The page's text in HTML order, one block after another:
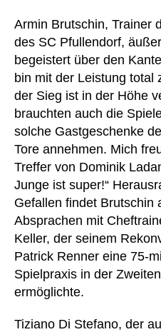
Armin Brutschin, Trainer
des SC Pfullendorf,
begeistert über den
bin mit der Leistung total
der Sieg ist in der Höhe
brauchten auch die
solche Gastgeschenke
Tore annehmen. Mich
Treffer von Dominik
Junge ist super!“
Gefallen findet Brutschin
Absprachen mit
Keller, der seinem
Patrick Renner eine 75-
Spielpraxis in der Zweiten
ermöglichte.
Tiziano Di Stefano, der